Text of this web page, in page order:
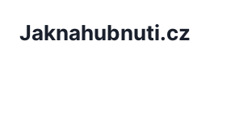
Jaknahubnuti.cz